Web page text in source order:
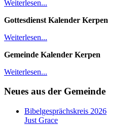
Weiterlesen...
Gottesdienst Kalender Kerpen
Weiterlesen...
Gemeinde Kalender Kerpen
Weiterlesen...
Neues aus der Gemeinde
Bibelgesprächskreis 2026
Just Grace